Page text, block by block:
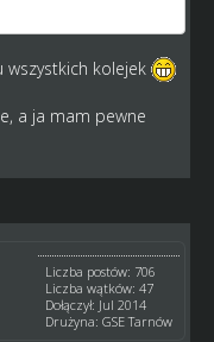
kolejek
a ja mam pewne
Liczba postów: 706
Liczba wątków: 47
Dołączył: Jul 2014
Drużyna: GSE Tarnów